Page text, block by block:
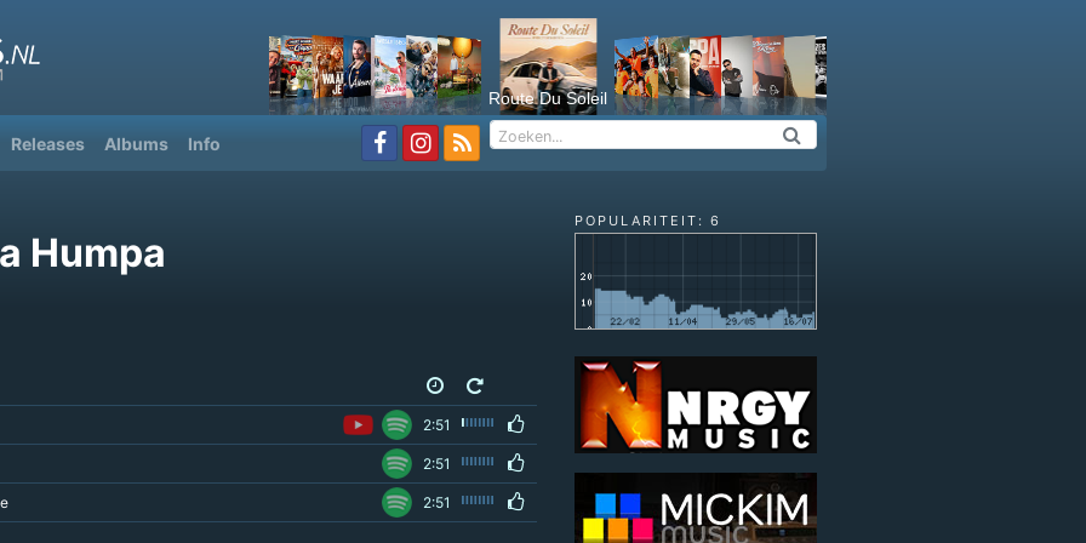
Route Du Soleil
Releases Albums Info
Humpa
2:51
2:51
2:51
POPULARITEIT: 6